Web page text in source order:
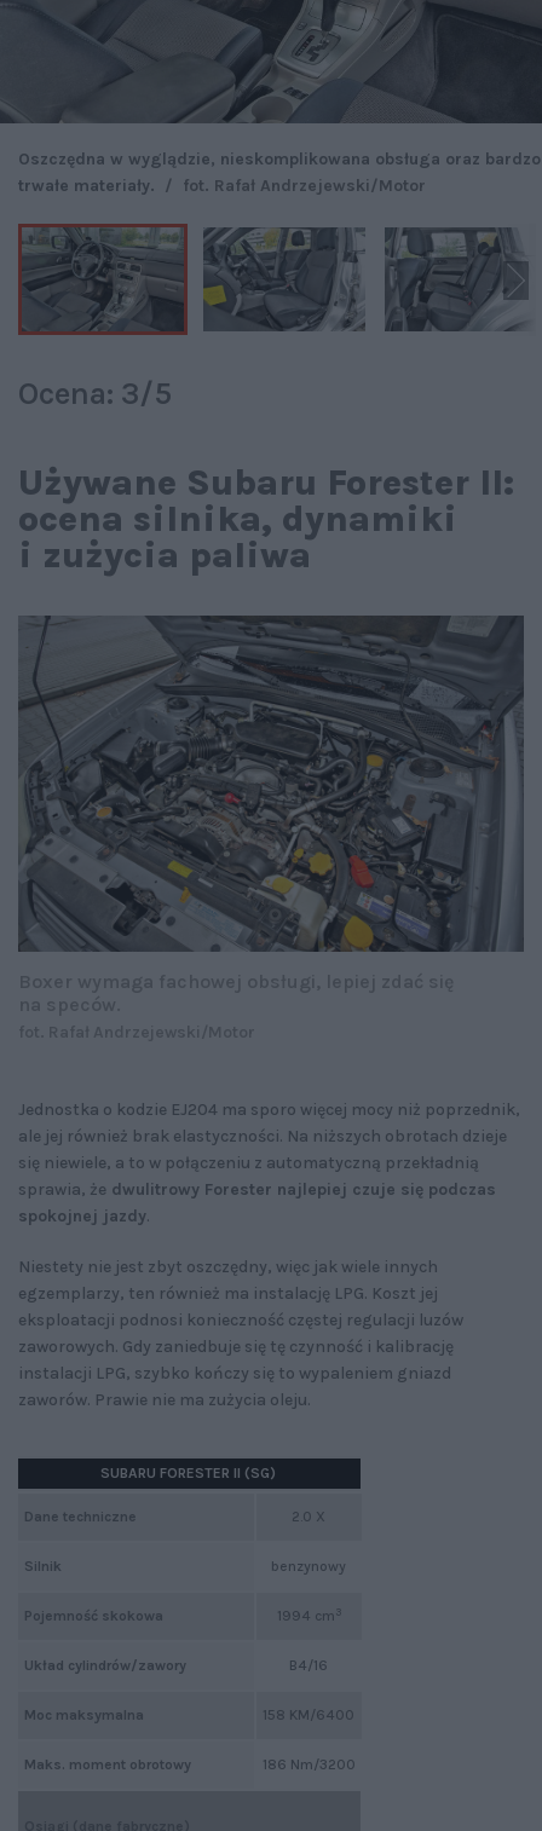
Oszczędna w wyglądzie, nieskomplikowana obsługa oraz bardzo
trwałe materiały. / fot. Rafał Andrzejewski/Motor
Ocena: 3/5
Używane Subaru Forester II:
ocena silnika, dynamiki
i zużycia paliwa
Jednostka o kodzie EJ204 ma sporo więcej mocy niż poprzednik,
ale jej również brak elastyczności. Na niższych obrotach dzieje
się niewiele, a to w połączeniu z automatyczną przekładnią
sprawia, że dwulitrowy Forester najlepiej czuje się podczas
spokojnej jazdy.
Niestety nie jest zbyt oszczędny, więc jak wiele innych
egzemplarzy, ten również ma instalację LPG. Koszt jej
eksploatacji podnosi konieczność częstej regulacji luzów
zaworowych. Gdy zaniedbuje się tę czynność i kalibrację
instalacji LPG, szybko kończy się to wypaleniem gniazd
zaworów. Prawie nie ma zużycia oleju.
SUBARU FORESTER II (SG)
2.0 X
benzynowy
1994 cm 3
B4/16
158 KM/6400
186 Nm/3200
Dane techniczne
Silnik
Pojemność skokowa
Układ cylindrów/zawory
Moc maksymalna
Maks. moment obrotowy